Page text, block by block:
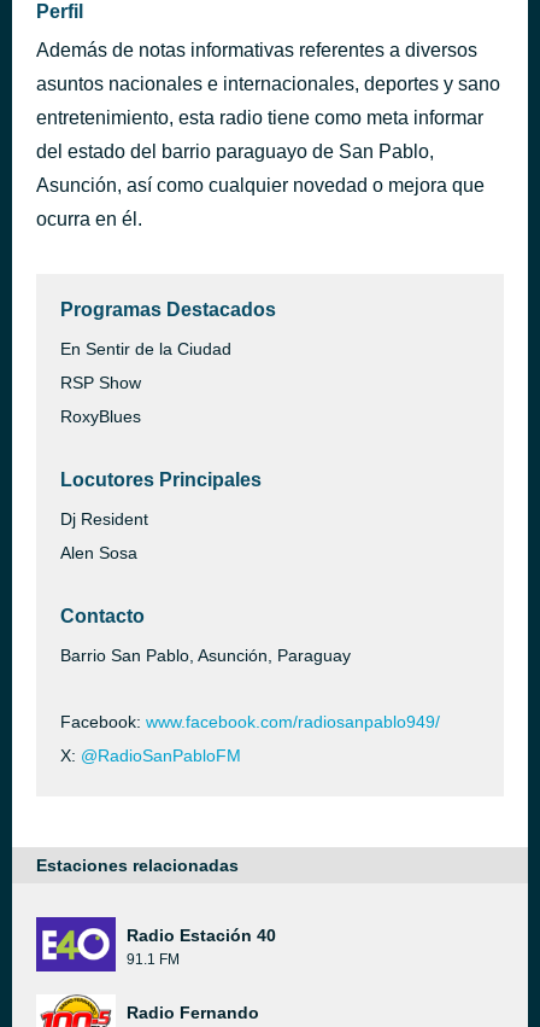
Perfil
Además de notas informativas referentes a diversos
asuntos nacionales e internacionales, deportes y sano
entretenimiento, esta radio tiene como meta informar
del estado del barrio paraguayo de San Pablo,
Asunción, así como cualquier novedad o mejora que
ocurra en él.
Programas Destacados
En Sentir de la Ciudad
RSP Show
RoxyBlues
Locutores Principales
Dj Resident
Alen Sosa
Contacto
Barrio San Pablo, Asunción, Paraguay
Facebook: www.facebook.com/radiosanpablo949/
X: @RadioSanPabloFM
Estaciones relacionadas
Radio Estación 40
91.1 FM
Radio Fernando